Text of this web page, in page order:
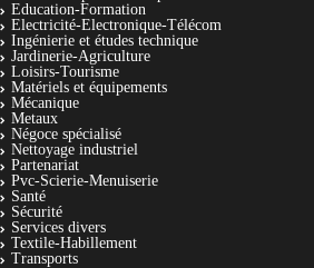
Education-Formation
Electricité-Electronique-Télécom
Ingénierie et études technique
Jardinerie-Agriculture
Loisirs-Tourisme
Matériels et équipements
Mécanique
Metaux
Négoce spécialisé
Nettoyage industriel
Partenariat
Pvc-Scierie-Menuiserie
Santé
Sécurité
Services divers
Textile-Habillement
Transports